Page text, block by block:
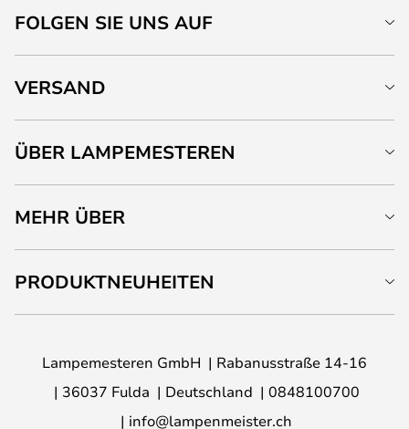
FOLGEN SIE UNS AUF
VERSAND
ÜBER LAMPEMESTEREN
MEHR ÜBER
PRODUKTNEUHEITEN
Lampemesteren GmbH
Rabanusstraße 14-16
36037 Fulda
Deutschland
0848100700
info@lampenmeister.ch